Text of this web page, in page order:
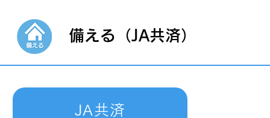
備える（JA共済）
JA共済